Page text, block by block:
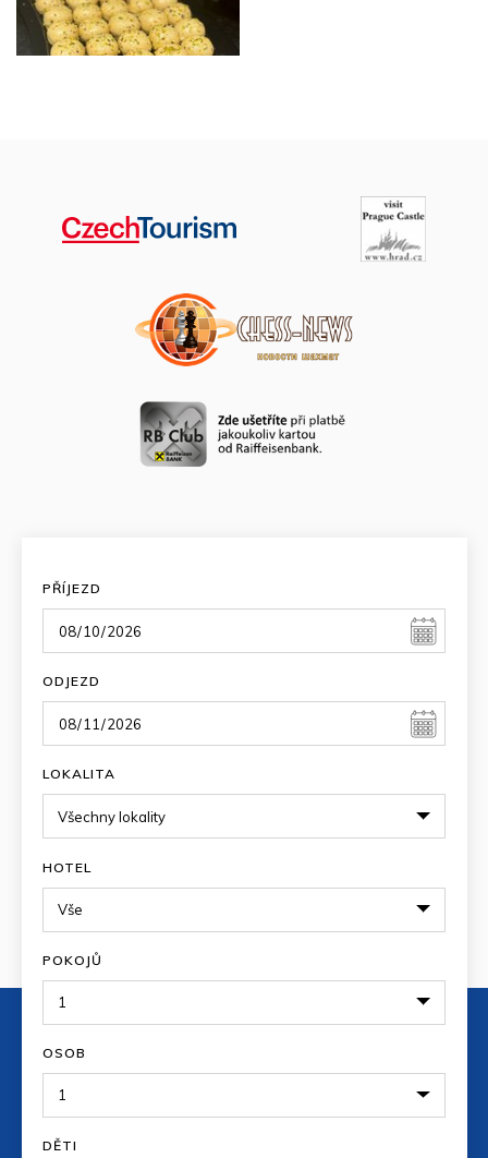
PŘÍJEZD
ODJEZD
LOKALITA
HOTEL
POKOJŮ
OSOB
DĚTI